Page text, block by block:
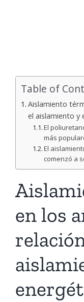
Table of
Aislamiento
el aislamiento y
El
más
El
comenzó a
en los